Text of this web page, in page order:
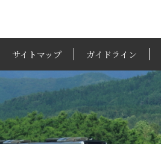
サイトマップ ガイドライン